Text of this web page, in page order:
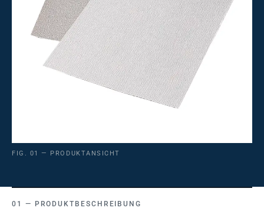
FIG. 01 — PRODUKTANSICHT
PRODUKTBESCHREIBUNG